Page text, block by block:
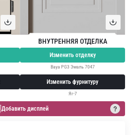
ВНУТРЕННЯЯ ОТДЕЛКА
Изменить отделку
Baya PG3 Эмаль 7047
Изменить фурнитуру
Яг-7
Добавить дисплей